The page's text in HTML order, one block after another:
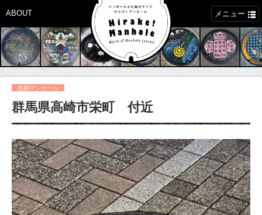
ABOUT メニュー
投稿マンホール
群馬県高崎市栄町 付近